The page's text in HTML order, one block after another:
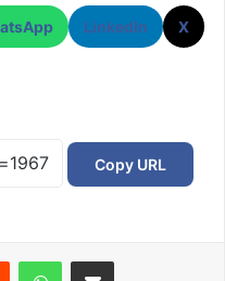
LinkedIn X
Copy URL